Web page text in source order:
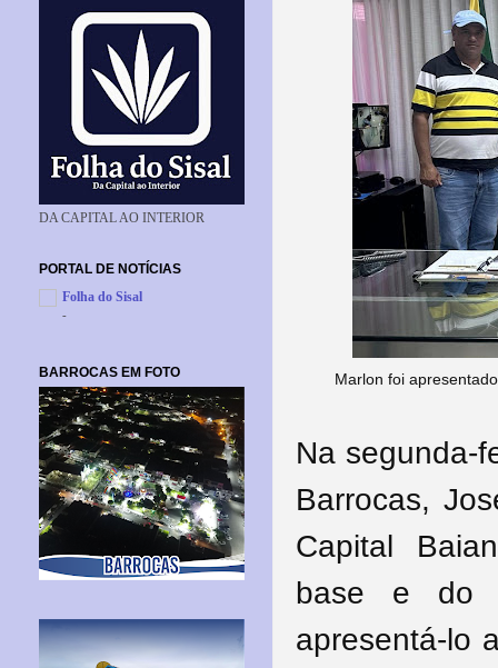
Marlon foi
Na segunda-
Barrocas,
Capital
base e do
apresentá-lo
DA CAPITAL AO INTERIOR
PORTAL DE NOTÍCIAS
Folha do Sisal
-
BARROCAS EM FOTO